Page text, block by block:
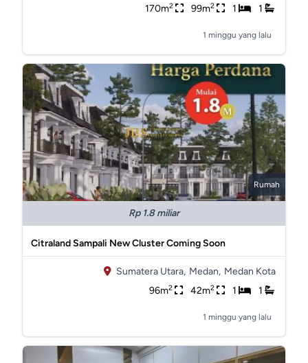
170m2 99m2 1 1
1 minggu yang lalu
Rumah
Rp 1.8 miliar
Citraland Sampali New Cluster Coming Soon
Sumatera Utara, Medan, Medan Kota
96m2 42m2 1 1
1 minggu yang lalu